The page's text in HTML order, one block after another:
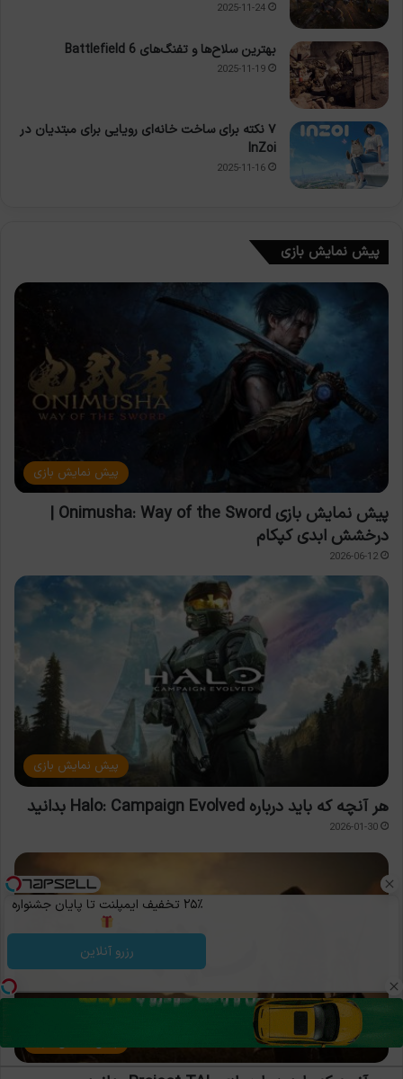
2025-11-24
بهترین سلاح‌ها و تفنگ‌های Battlefield 6
2025-11-19
۷ نکته برای ساخت خانه‌ای رویایی برای مبتدیان در
InZoi
2025-11-16
پیش نمایش بازی
پیش نمایش بازی
پیش نمایش بازی Onimusha: Way of the Sword |
درخشش ابدی کپکام
2026-06-12
پیش نمایش بازی
هر آنچه که باید درباره Halo: Campaign Evolved بدانید
2026-01-30
۲۵٪ تخفیف ایمپلنت تا پایان جشنواره
رزرو آنلاین